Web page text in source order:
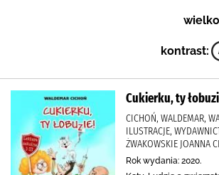
kontrast:
Cukierku, ty
CICHOŃ, WALDEMAR,
ILUSTRACJE,
ŻWAKOWSKIE JOANNA
Rok wydania: 2020.